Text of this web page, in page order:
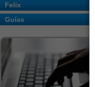
Felix
Guías